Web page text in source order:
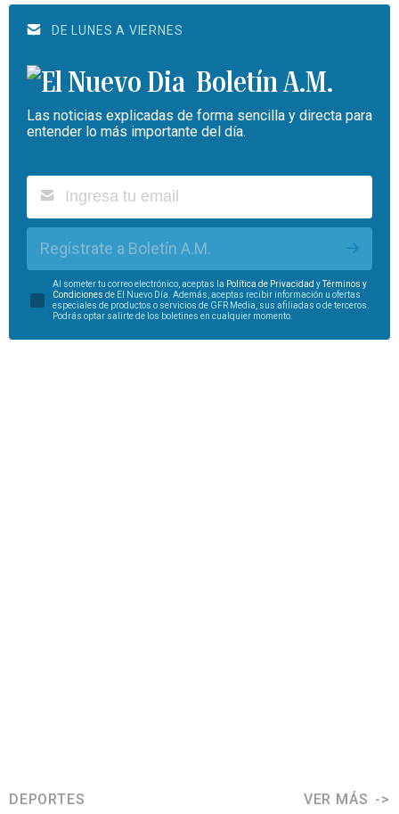
DE LUNES A VIERNES
Boletín A.M.
Las noticias explicadas de forma sencilla y directa para
entender lo más importante del día.
Regístrate a Boletín A.M.
Al someter tu correo electrónico, aceptas la Política de Privacidad yTérminos y
Condiciones de El Nuevo Día. Además, aceptas recibir información u ofertas
especiales de productos o servicios de GFR Media, sus afiliadas o de terceros.
Podrás optar salirte de los boletines en cualquier momento.
DEPORTES VER MÁS